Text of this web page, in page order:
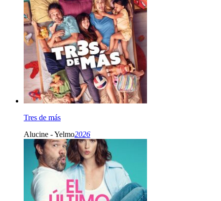
Tres de más
Alucine - Yelmo2026